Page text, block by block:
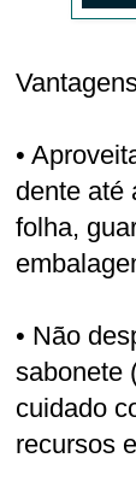
•
dente até
folha,
• Não
sabonete
cuidado
recursos